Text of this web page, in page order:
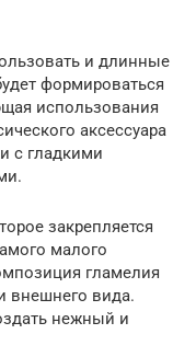
и длинные
формироваться
использования
аксессуара
с гладкими
закрепляется
малого
гламелия
внешнего вида.
нежный и